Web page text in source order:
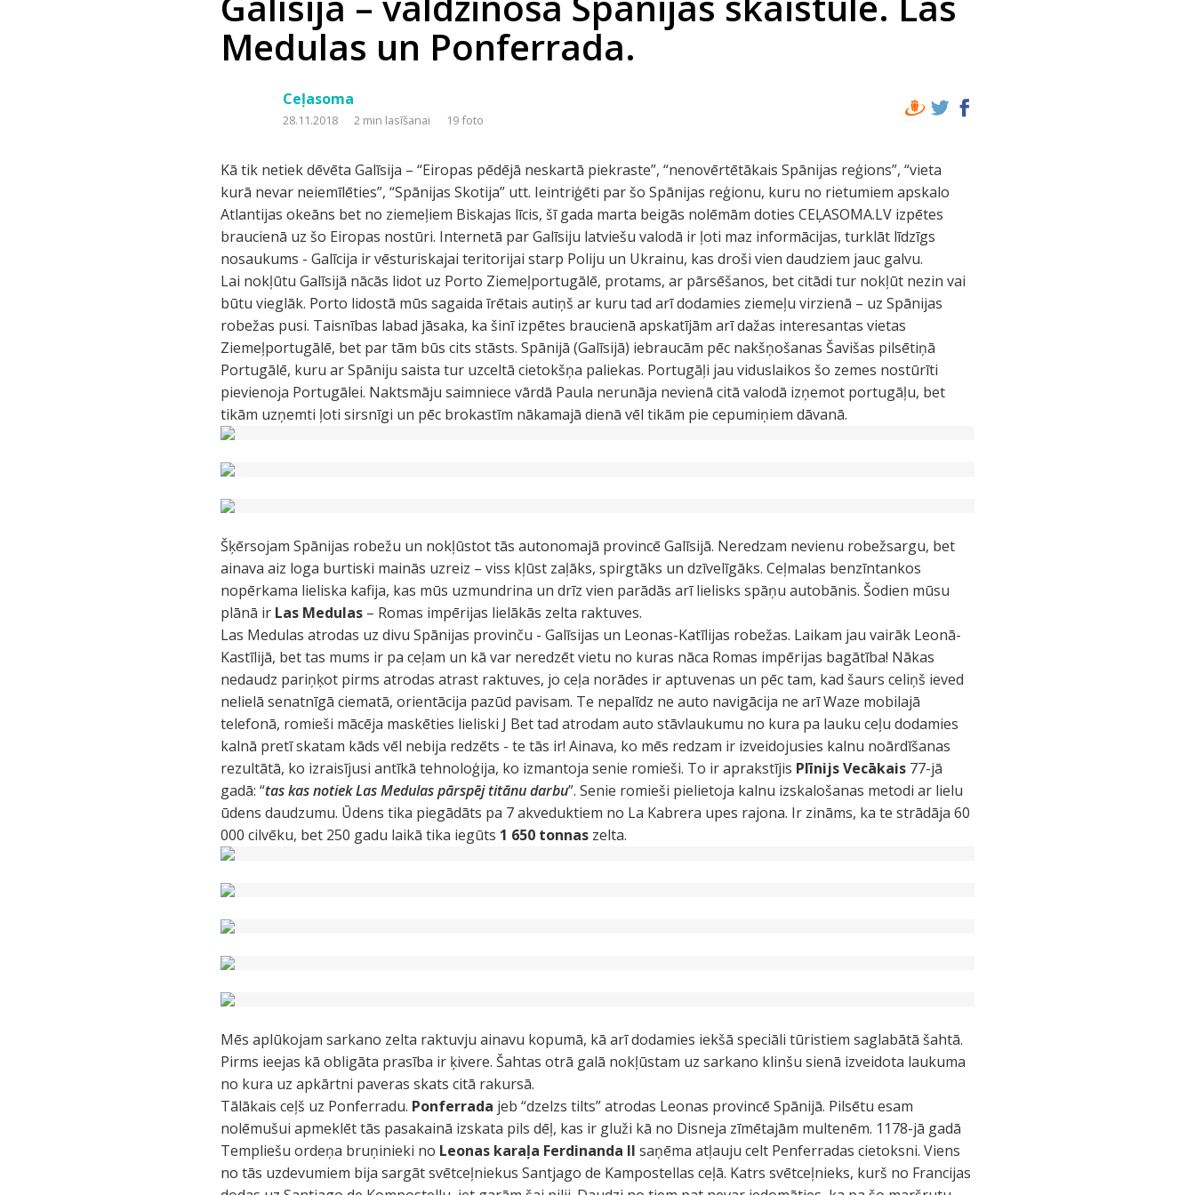
Medulas un Ponferrada.
Ceļasoma
28.11.2018 2 min lasīšanai 19 foto
Kā tik netiek dēvēta Galīsija – “Eiropas pēdējā neskartā piekraste”, “nenovērtētākais Spānijas reģions”, “vieta
kurā nevar neiemīlēties”, “Spānijas Skotija” utt. Ieintriģēti par šo Spānijas reģionu, kuru no rietumiem apskalo
Atlantijas okeāns bet no ziemeļiem Biskajas līcis, šī gada marta beigās nolēmām doties CEĻASOMA.LV izpētes
braucienā uz šo Eiropas nostūri. Internetā par Galīsiju latviešu valodā ir ļoti maz informācijas, turklāt līdzīgs
nosaukums - Galīcija ir vēsturiskajai teritorijai starp Poliju un Ukrainu, kas droši vien daudziem jauc galvu.
Lai nokļūtu Galīsijā nācās lidot uz Porto Ziemeļportugālē, protams, ar pārsēšanos, bet citādi tur nokļūt nezin vai
būtu vieglāk. Porto lidostā mūs sagaida īrētais autiņš ar kuru tad arī dodamies ziemeļu virzienā – uz Spānijas
robežas pusi. Taisnības labad jāsaka, ka šinī izpētes braucienā apskatījām arī dažas interesantas vietas
Ziemeļportugālē, bet par tām būs cits stāsts. Spānijā (Galīsijā) iebraucām pēc nakšņošanas Šavišas pilsētiņā
Portugālē, kuru ar Spāniju saista tur uzceltā cietokšņa paliekas. Portugāļi jau viduslaikos šo zemes nostūrīti
pievienoja Portugālei. Naktsmāju saimniece vārdā Paula nerunāja nevienā citā valodā izņemot portugāļu, bet
tikām uzņemti ļoti sirsnīgi un pēc brokastīm nākamajā dienā vēl tikām pie cepumiņiem dāvanā.
Šķērsojam Spānijas robežu un nokļūstot tās autonomajā provincē Galīsijā. Neredzam nevienu robežsargu, bet
ainava aiz loga burtiski mainās uzreiz – viss kļūst zaļāks, spirgtāks un dzīvelīgāks. Ceļmalas benzīntankos
nopērkama lieliska kafija, kas mūs uzmundrina un drīz vien parādās arī lielisks spāņu autobānis. Šodien mūsu
plānā ir Las Medulas – Romas impērijas lielākās zelta raktuves.
Las Medulas atrodas uz divu Spānijas provinču - Galīsijas un Leonas-Katīlijas robežas. Laikam jau vairāk Leonā-
Kastīlijā, bet tas mums ir pa ceļam un kā var neredzēt vietu no kuras nāca Romas impērijas bagātība! Nākas
nedaudz pariņķot pirms atrodas atrast raktuves, jo ceļa norādes ir aptuvenas un pēc tam, kad šaurs celiņš ieved
nelielā senatnīgā ciematā, orientācija pazūd pavisam. Te nepalīdz ne auto navigācija ne arī Waze mobilajā
telefonā, romieši mācēja maskēties lieliski J Bet tad atrodam auto stāvlaukumu no kura pa lauku ceļu dodamies
kalnā pretī skatam kāds vēl nebija redzēts - te tās ir! Ainava, ko mēs redzam ir izveidojusies kalnu noārdīšanas
rezultātā, ko izraisījusi antīkā tehnoloģija, ko izmantoja senie romieši. To ir aprakstījis Plīnijs Vecākais 77-jā
gadā: “tas kas notiek Las Medulas pārspēj titānu darbu”. Senie romieši pielietoja kalnu izskalošanas metodi ar lielu
ūdens daudzumu. Ūdens tika piegādāts pa 7 akveduktiem no La Kabrera upes rajona. Ir zināms, ka te strādāja 60
000 cilvēku, bet 250 gadu laikā tika iegūts 1 650 tonnas zelta.
Mēs aplūkojam sarkano zelta raktuvju ainavu kopumā, kā arī dodamies iekšā speciāli tūristiem saglabātā šahtā.
Pirms ieejas kā obligāta prasība ir ķivere. Šahtas otrā galā nokļūstam uz sarkano klinšu sienā izveidota laukuma
no kura uz apkārtni paveras skats citā rakursā.
Tālākais ceļš uz Ponferradu. Ponferrada jeb “dzelzs tilts” atrodas Leonas provincē Spānijā. Pilsētu esam
nolēmušui apmeklēt tās pasakainā izskata pils dēļ, kas ir gluži kā no Disneja zīmētajām multenēm. 1178-jā gadā
Templiešu ordeņa bruņinieki no Leonas karaļa Ferdinanda II saņēma atļauju celt Penferradas cietoksni. Viens
no tās uzdevumiem bija sargāt svētceļniekus Santjago de Kampostellas ceļā. Katrs svētceļnieks, kurš no Francijas